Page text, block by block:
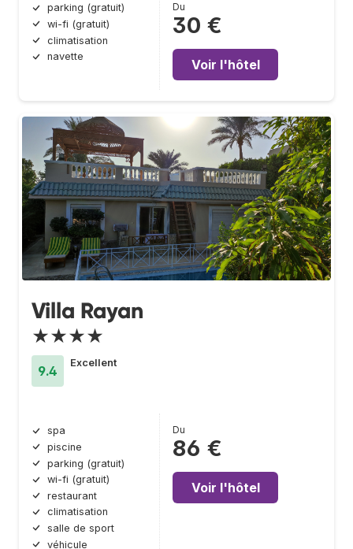
parking (gratuit)
wi-fi (gratuit)
climatisation
navette
Du
30 €
Voir l'hôtel
Villa Rayan
★★★★
9.4
Excellent
spa
piscine
parking (gratuit)
wi-fi (gratuit)
restaurant
climatisation
salle de sport
véhicule
Du
86 €
Voir l'hôtel